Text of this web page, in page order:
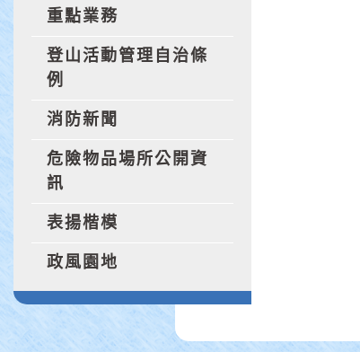
重點業務
登山活動管理自治條
例
消防新聞
危險物品場所公開資
訊
表揚楷模
政風園地